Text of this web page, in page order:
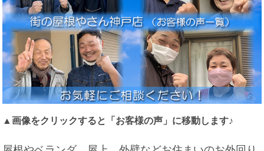
▲画像をクリックすると「お客様の声」に移動します♪